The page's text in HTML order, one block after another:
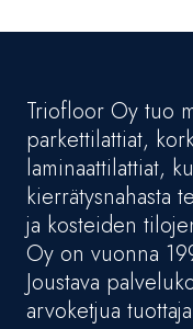
Triofloor Oy tuo
parkettilattiat,
laminaattilattiat,
kierrätysnahasta
ja kosteiden
Oy on vuonna
Joustava
arvoketjua